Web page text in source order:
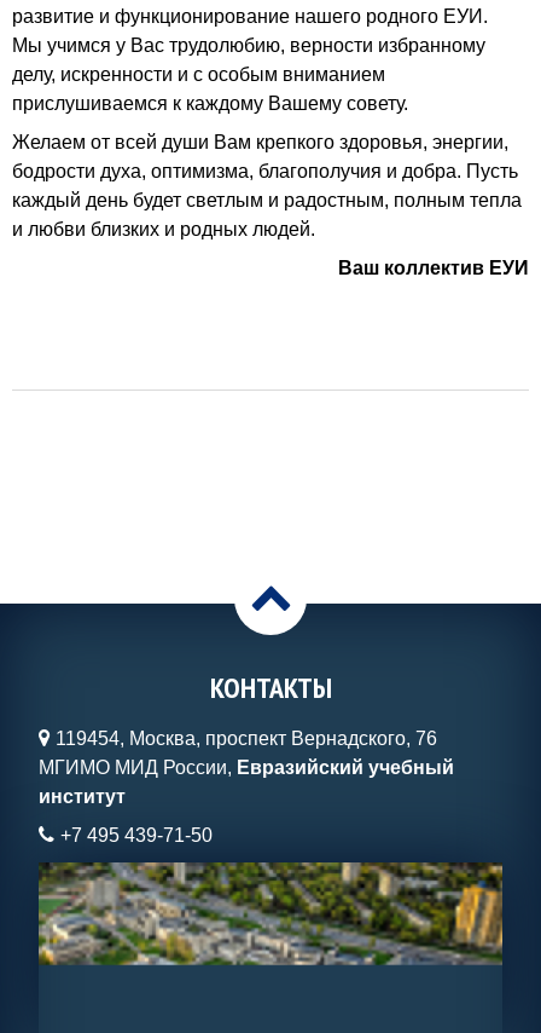
развитие и функционирование нашего родного ЕУИ.
Мы учимся у Вас трудолюбию, верности избранному
делу, искренности и с особым вниманием
прислушиваемся к каждому Вашему совету.
Желаем от всей души Вам крепкого здоровья, энергии,
бодрости духа, оптимизма, благополучия и добра. Пусть
каждый день будет светлым и радостным, полным тепла
и любви близких и родных людей.
Ваш коллектив ЕУИ
>
КОНТАКТЫ
119454, Москва, проспект Вернадского, 76
МГИМО МИД России, Евразийский учебный
институт
+7 495 439-71-50